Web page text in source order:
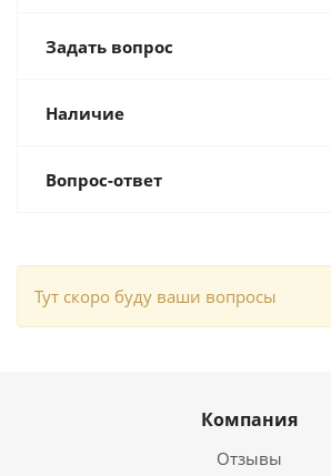
Задать вопрос
Наличие
Вопрос-ответ
Тут скоро буду ваши вопросы
Компания
Отзывы